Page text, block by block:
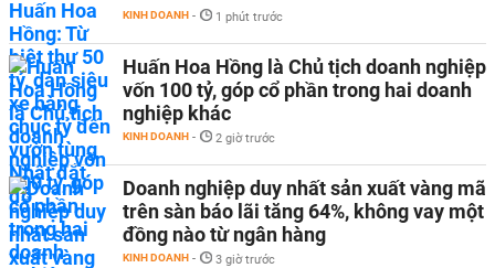
KINH DOANH - 1 phút trước
Huấn Hoa Hồng là Chủ tịch doanh nghiệp
vốn 100 tỷ, góp cổ phần trong hai doanh
nghiệp khác
KINH DOANH - 2 giờ trước
Doanh nghiệp duy nhất sản xuất vàng mã
trên sàn báo lãi tăng 64%, không vay một
đồng nào từ ngân hàng
KINH DOANH - 3 giờ trước